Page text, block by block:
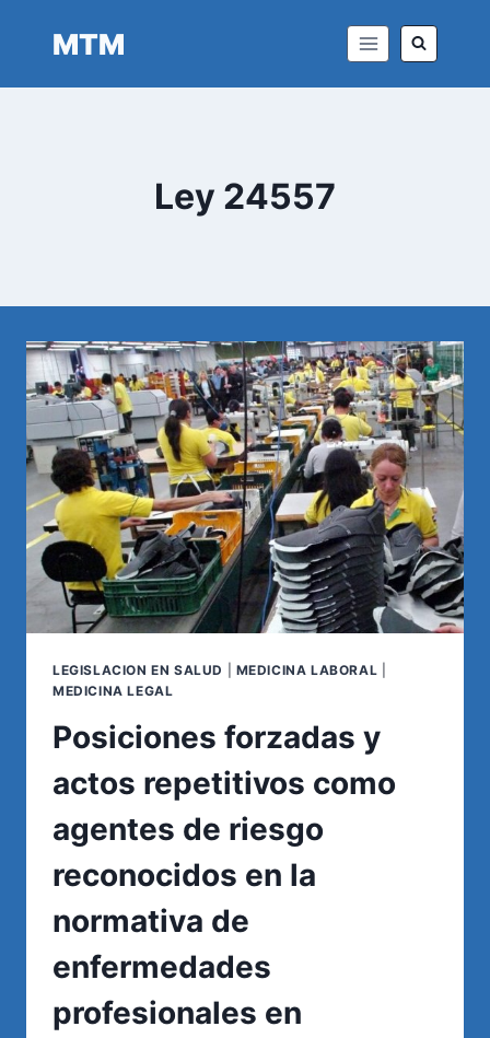
MTM
Ley 24557
LEGISLACION EN SALUD MEDICINA LABORAL
MEDICINA LEGAL
Posiciones forzadas y
actos repetitivos como
agentes de riesgo
reconocidos en la
normativa de
enfermedades
profesionales en